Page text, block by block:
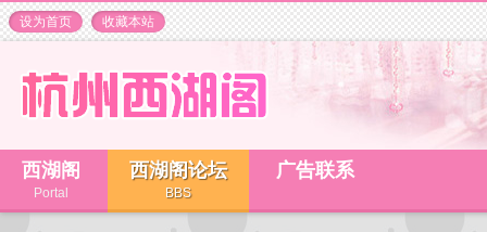
设为首页 收藏本站
西湖阁
Portal
西湖阁论坛
BBS
广告联系